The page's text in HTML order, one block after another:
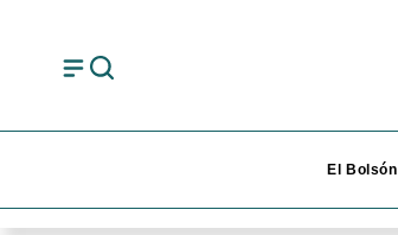
El Bolsón